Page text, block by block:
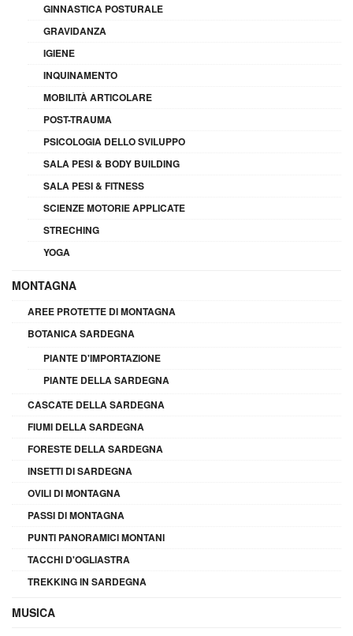
GINNASTICA POSTURALE
GRAVIDANZA
IGIENE
INQUINAMENTO
MOBILITÀ ARTICOLARE
POST-TRAUMA
PSICOLOGIA DELLO SVILUPPO
SALA PESI & BODY BUILDING
SALA PESI & FITNESS
SCIENZE MOTORIE APPLICATE
STRECHING
YOGA
MONTAGNA
AREE PROTETTE DI MONTAGNA
BOTANICA SARDEGNA
PIANTE D'IMPORTAZIONE
PIANTE DELLA SARDEGNA
CASCATE DELLA SARDEGNA
FIUMI DELLA SARDEGNA
FORESTE DELLA SARDEGNA
INSETTI DI SARDEGNA
OVILI DI MONTAGNA
PASSI DI MONTAGNA
PUNTI PANORAMICI MONTANI
TACCHI D'OGLIASTRA
TREKKING IN SARDEGNA
MUSICA